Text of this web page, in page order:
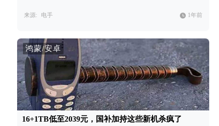
来源: 电手 1年前
鸿蒙/安卓
16+1TB低至2039元，国补加持这些新机杀疯了